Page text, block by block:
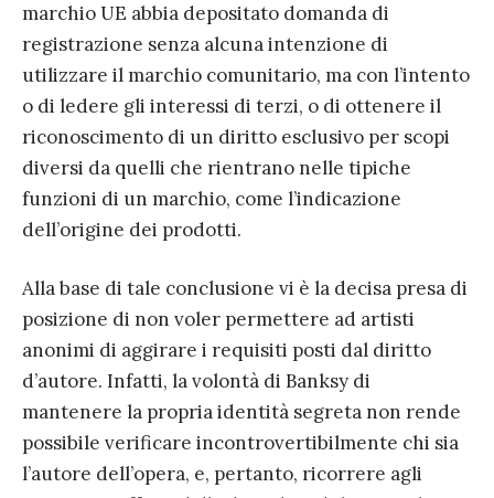
marchio UE abbia depositato domanda di
registrazione senza alcuna intenzione di
utilizzare il marchio comunitario, ma con l’intento
o di ledere gli interessi di terzi, o di ottenere il
riconoscimento di un diritto esclusivo per scopi
diversi da quelli che rientrano nelle tipiche
funzioni di un marchio, come l’indicazione
dell’origine dei prodotti.
Alla base di tale conclusione vi è la decisa presa di
posizione di non voler permettere ad artisti
anonimi di aggirare i requisiti posti dal diritto
d’autore. Infatti, la volontà di Banksy di
mantenere la propria identità segreta non rende
possibile verificare incontrovertibilmente chi sia
l’autore dell’opera, e, pertanto, ricorrere agli